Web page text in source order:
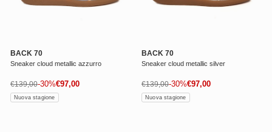
BACK 70
Sneaker cloud metallic azzurro
Prezzo di vendita
€97,00
Prezzo normale
€139,00-30%
Nuova stagione
BACK 70
Sneaker cloud metallic silver
Prezzo di vendita
€97,00
Prezzo normale
€139,00-30%
Nuova stagione